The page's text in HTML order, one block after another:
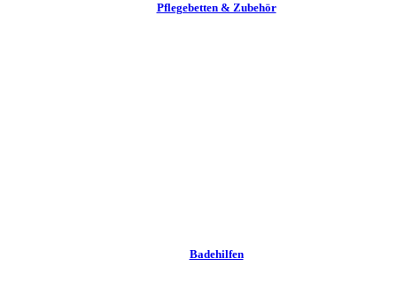
Pflege­betten & Zubehör
Badehilfen